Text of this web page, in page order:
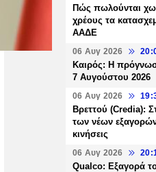
Πώς πωλούνται
χρέους τα
ΑΑΔΕ
06 Αυγ 2026
Καιρός: Η
7 Αυγούστου 2026
06 Αυγ 2026
Βρεττού (Credia):
των νέων
κινήσεις
06 Αυγ 2026
Qualco: Εξαγορά